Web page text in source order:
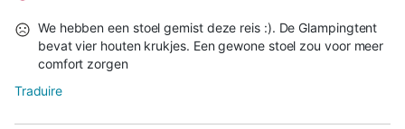
We hebben een stoel gemist deze reis :). De Glampingtent
bevat vier houten krukjes. Een gewone stoel zou voor meer
comfort zorgen
Traduire